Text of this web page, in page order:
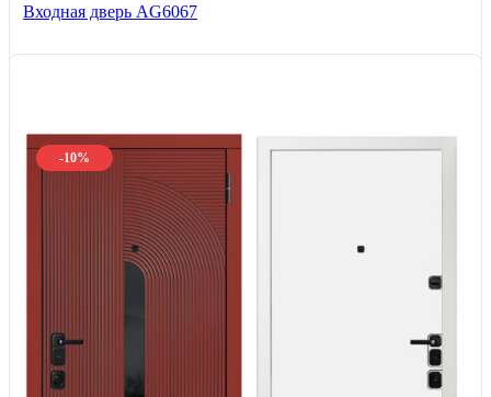
Входная дверь AG6067
-10%